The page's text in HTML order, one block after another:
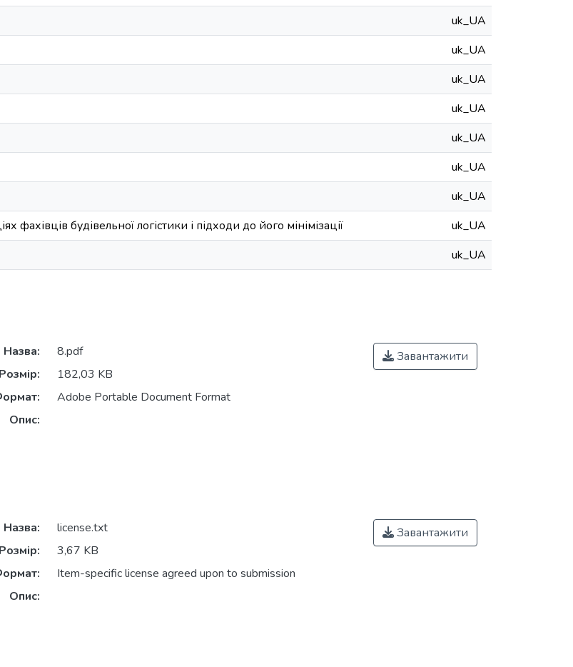
uk_UA
uk_UA
uk_UA
uk_UA
uk_UA
uk_UA
uk_UA
фахівців будівельної логістики і підходи до його мінімізації
uk_UA
uk_UA
Назва:
8.pdf
Розмір:
182,03 KB
Adobe Portable Document Format
Опис:
Завантажити
Назва:
license.txt
Розмір:
3,67 KB
Item-specific license agreed upon to submission
Опис:
Завантажити